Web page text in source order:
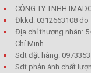
CÔNG TY TNHH
Đkkd: 0312663108 do
Địa chỉ thương nhân:
Chí Minh
Sdt đặt hàng:
Sdt phản ánh chất